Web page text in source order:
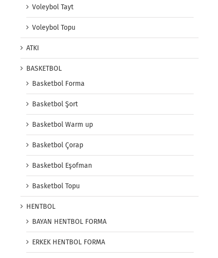
Voleybol Tayt
Voleybol Topu
ATKI
BASKETBOL
Basketbol Forma
Basketbol Şort
Basketbol Warm up
Basketbol Çorap
Basketbol Eşofman
Basketbol Topu
HENTBOL
BAYAN HENTBOL FORMA
ERKEK HENTBOL FORMA